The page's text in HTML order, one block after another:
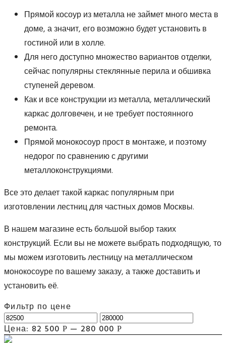
Прямой косоур из металла не займет много места в
доме, а значит, его возможно будет установить в
гостиной или в холле.
Для него доступно множество вариантов отделки,
сейчас популярны стеклянные перила и обшивка
ступеней деревом.
Как и все конструкции из металла, металлический
каркас долговечен, и не требует постоянного
ремонта.
Прямой монокосоур прост в монтаже, и поэтому
недорог по сравнению с другими
металлоконструкциями.
Все это делает такой каркас популярным при
изготовлении лестниц для частных домов Москвы.
В нашем магазине есть большой выбор таких
конструкций. Если вы не можете выбрать подходящую, то
мы можем изготовить лестницу на металлическом
монокосоуре по вашему заказу, а также доставить и
установить её.
Фильтр по цене
Цена: 82 500 Р — 280 000Р